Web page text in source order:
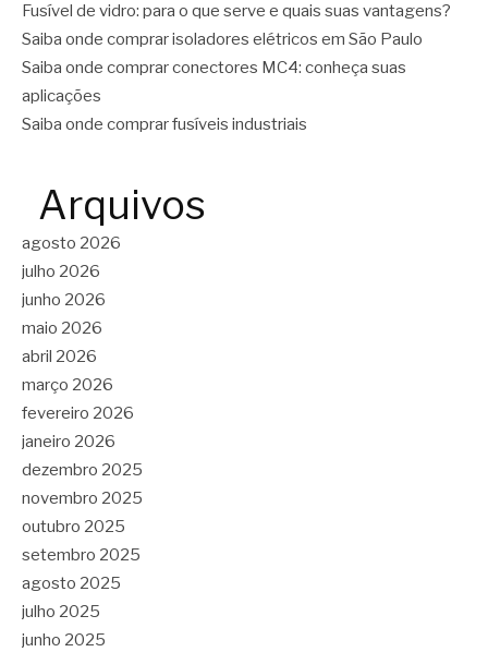
Fusível de vidro: para o que serve e quais suas vantagens?
Saiba onde comprar isoladores elétricos em São Paulo
Saiba onde comprar conectores MC4: conheça suas
aplicações
Saiba onde comprar fusíveis industriais
Arquivos
agosto 2026
julho 2026
junho 2026
maio 2026
abril 2026
março 2026
fevereiro 2026
janeiro 2026
dezembro 2025
novembro 2025
outubro 2025
setembro 2025
agosto 2025
julho 2025
junho 2025